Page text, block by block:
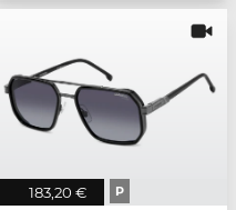
183,20 € P